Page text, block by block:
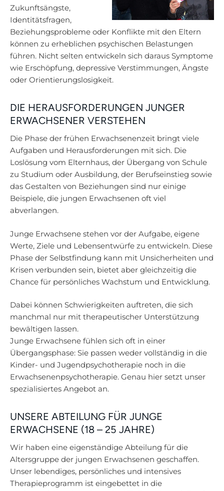
Zukunftsängste,
Identitätsfragen,
Beziehungsprobleme oder Konflikte mit den Eltern
können zu erheblichen psychischen Belastungen
führen. Nicht selten entwickeln sich daraus Symptome
wie Erschöpfung, depressive Verstimmungen, Ängste
oder Orientierungslosigkeit.
DIE HERAUSFORDERUNGEN JUNGER
ERWACHSENER VERSTEHEN
Die Phase der frühen Erwachsenenzeit bringt viele
Aufgaben und Herausforderungen mit sich. Die
Loslösung vom Elternhaus, der Übergang von Schule
zu Studium oder Ausbildung, der Berufseinstieg sowie
das Gestalten von Beziehungen sind nur einige
Beispiele, die jungen Erwachsenen oft viel
abverlangen.
Junge Erwachsene stehen vor der Aufgabe, eigene
Werte, Ziele und Lebensentwürfe zu entwickeln. Diese
Phase der Selbstfindung kann mit Unsicherheiten und
Krisen verbunden sein, bietet aber gleichzeitig die
Chance für persönliches Wachstum und Entwicklung.
Dabei können Schwierigkeiten auftreten, die sich
manchmal nur mit therapeutischer Unterstützung
bewältigen lassen.
Junge Erwachsene fühlen sich oft in einer
Übergangsphase: Sie passen weder vollständig in die
Kinder- und Jugendpsychotherapie noch in die
Erwachsenenpsychotherapie. Genau hier setzt unser
spezialisiertes Angebot an.
UNSERE ABTEILUNG FÜR JUNGE
ERWACHSENE (18 – 25 JAHRE)
Wir haben eine eigenständige Abteilung für die
Altersgruppe der jungen Erwachsenen geschaffen.
Unser lebendiges, persönliches und intensives
Therapieprogramm ist eingebettet in die